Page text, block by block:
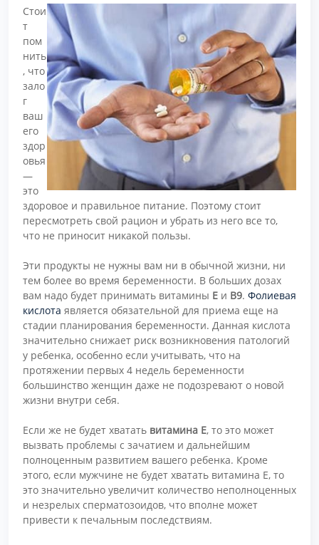
Стои
т
пом
нить
, что
зало
г
ваш
его
здор
овья
—
это
здоровое и правильное питание. Поэтому стоит
пересмотреть свой рацион и убрать из него все то,
что не приносит никакой пользы.
Эти продукты не нужны вам ни в обычной жизни, ни
тем более во время беременности. В больших дозах
вам надо будет принимать витамины Е и В9. Фолиевая
кислота является обязательной для приема еще на
стадии планирования беременности. Данная кислота
значительно снижает риск возникновения патологий
у ребенка, особенно если учитывать, что на
протяжении первых 4 недель беременности
большинство женщин даже не подозревают о новой
жизни внутри себя.
Если же не будет хватать витамина Е, то это может
вызвать проблемы с зачатием и дальнейшим
полноценным развитием вашего ребенка. Кроме
этого, если мужчине не будет хватать витамина Е, то
это значительно увеличит количество неполноценных
и незрелых сперматозоидов, что вполне может
привести к печальным последствиям.